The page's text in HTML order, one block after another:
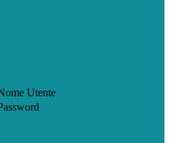
Utente